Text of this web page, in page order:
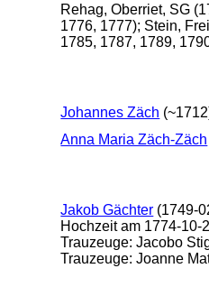
Rehag, Oberriet, SG
1776, 1777); Stein,
1785, 1787, 1789,
Johannes Zäch
Anna Maria Zäch-Zäch
Jakob Gächter (1749-
Hochzeit am 1774-10-
Trauzeuge: Jacobo
Trauzeuge: Joanne